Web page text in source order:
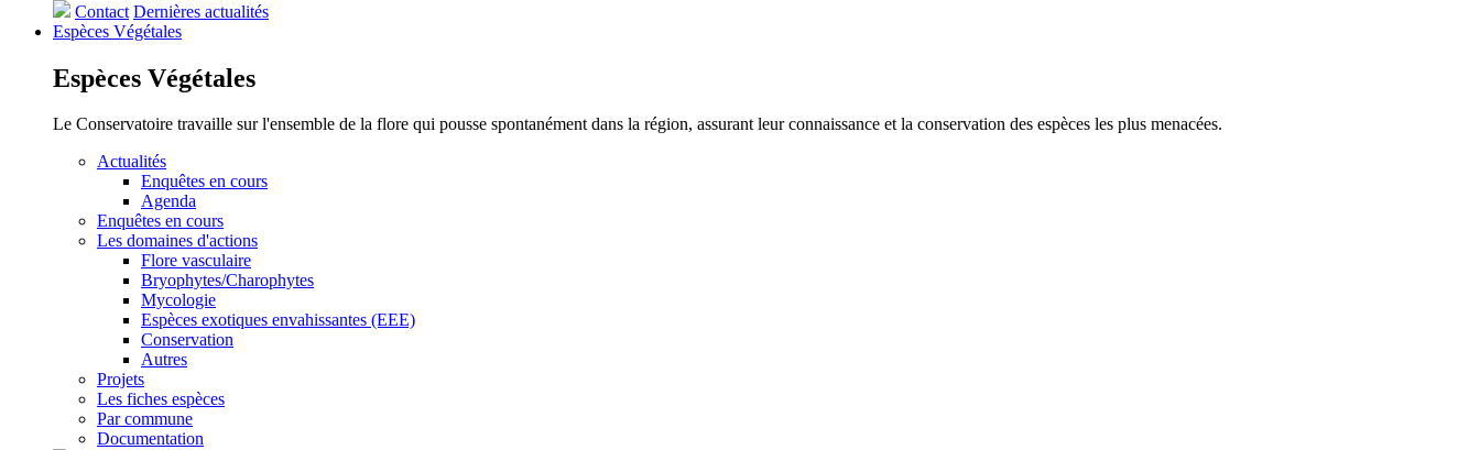
Contact Dernières actualités
Espèces Végétales
Espèces Végétales
Le Conservatoire travaille sur l'ensemble de la flore qui pousse spontanément dans la région, assurant leur connaissance et la conservation des espèces les plus menacées.
Actualités
Enquêtes en cours
Agenda
Enquêtes en cours
Les domaines d'actions
Flore vasculaire
Bryophytes/Charophytes
Mycologie
Espèces exotiques envahissantes (EEE)
Conservation
Autres
Projets
Les fiches espèces
Par commune
Documentation